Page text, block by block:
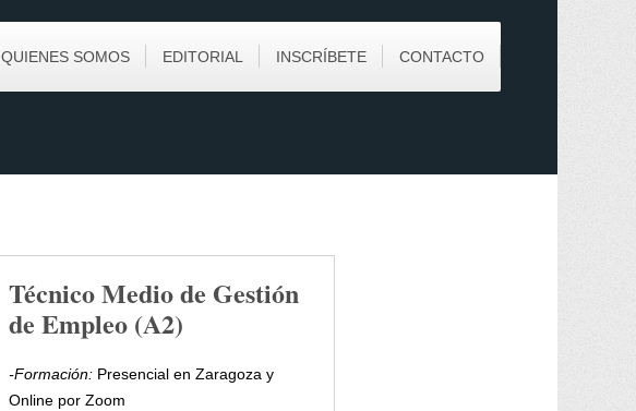
QUIENES SOMOS EDITORIAL INSCRÍBETE CONTACTO
Técnico Medio de Gestión
de Empleo (A2)
-Formación:Presencial en Zaragoza y
Online por Zoom